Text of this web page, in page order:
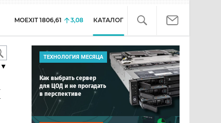
MOEXIT 1806,61 3,08 КАТАЛОГ
▼
ТЕХНОЛОГИЯ МЕСЯЦА
Как выбрать сервер
для ЦОД и не прогадать
в перспективе